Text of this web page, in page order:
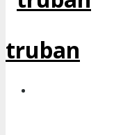
truban